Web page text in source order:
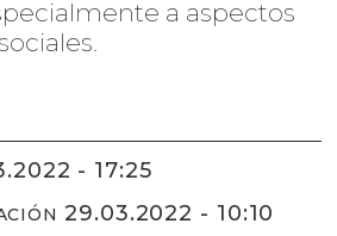
a aspectos
- 17:25
29.03.2022 - 10:10